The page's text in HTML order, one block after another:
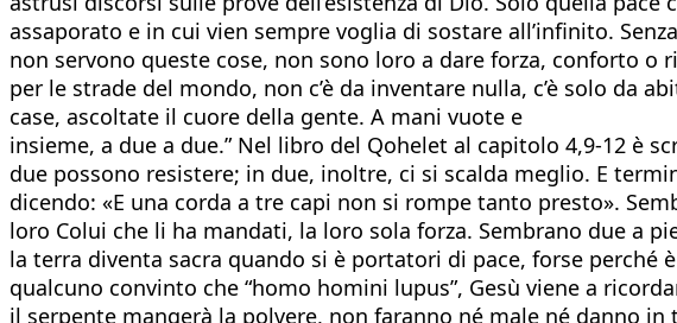
assaporato e in cui vien sempre voglia di sostare all’infinito.
non servono queste cose, non sono loro a dare forza, conforto
per le strade del mondo, non c’è da inventare nulla, c’è solo da
case, ascoltate il cuore della gente. A mani vuote e
insieme, a due a due.” Nel libro del Qohelet al capitolo 4,9-12 è
due possono resistere; in due, inoltre, ci si scalda meglio. E
dicendo: «E una corda a tre capi non si rompe tanto presto».
loro Colui che li ha mandati, la loro sola forza. Sembrano due a
la terra diventa sacra quando si è portatori di pace, forse perché
qualcuno convinto che “homo homini lupus”, Gesù viene a
il serpente mangerà la polvere, non faranno né male né danno